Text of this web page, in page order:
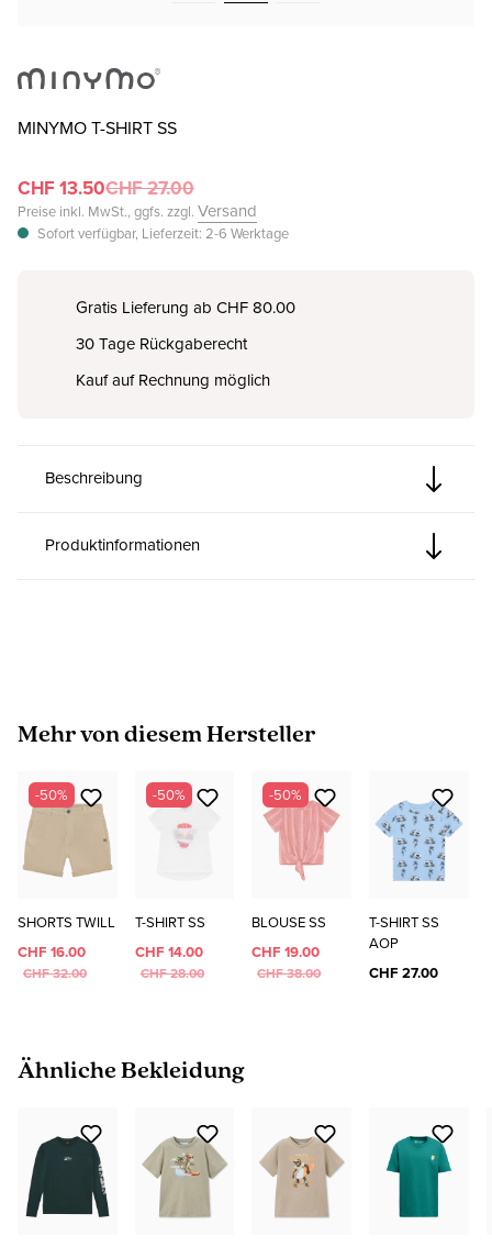
MINYMO T-SHIRT SS
CHF 13.50CHF 27.00
Preise inkl. MwSt., ggfs. zzgl. Versand
Sofort verfügbar, Lieferzeit: 2-6 Werktage
Gratis Lieferung ab CHF 80.00
30 Tage Rückgaberecht
Kauf auf Rechnung möglich
Beschreibung
Produktinformationen
Produktgalerie überspringen
Mehr von diesem Hersteller
-50%
SHORTS TWILL
CHF 16.00
CHF 32.00
-50%
T-SHIRT SS
CHF 14.00
CHF 28.00
-50%
BLOUSE SS
CHF 19.00
CHF 38.00
T-SHIRT SS
AOP
CHF 27.00
Produktgalerie überspringen
Ähnliche Bekleidung